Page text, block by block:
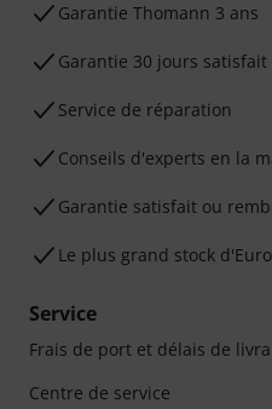
Ga­ran­tie Thomann 3 ans
Garantie 30 jours
Service de réparation
Conseils d'experts en la
Garantie satisfait ou
Le plus grand stock
Service
Frais de port et délais de
Centre de service